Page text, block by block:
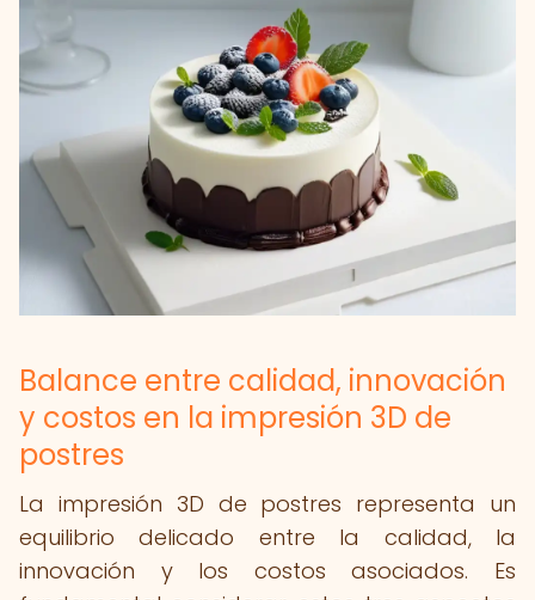
Balance entre calidad, innovación
y costos en la impresión 3D de
postres
La impresión 3D de postres representa un
equilibrio delicado entre la calidad, la
innovación y los costos asociados. Es